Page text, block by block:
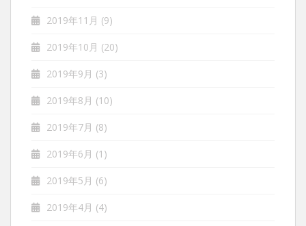
2019年11月 (9)
2019年10月 (20)
2019年9月 (3)
2019年8月 (10)
2019年7月 (8)
2019年6月 (1)
2019年5月 (6)
2019年4月 (4)